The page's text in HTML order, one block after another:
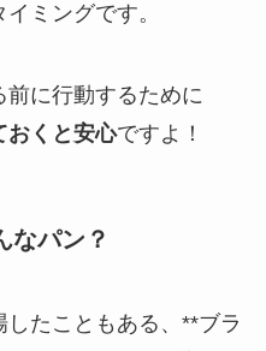
ミングです。
前に行動するために
おくと安心ですよ！
なパン？
たこともある、**ブラ